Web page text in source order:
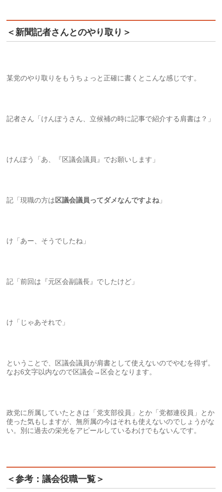
＜新聞記者さんとのやり取り＞
某党のやり取りをもうちょっと正確に書くとこんな感じです。
記者さん「けんぽうさん、立候補の時に記事で紹介する肩書は？」
けんぽう「あ、『区議会議員』でお願いします」
記「現職の方は区議会議員ってダメなんですよね」
け「あー、そうでしたね」
記「前回は『元区会副議長』でしたけど」
け「じゃあそれで」
ということで、区議会議員が肩書として使えないのでやむを得ず。
なお6文字以内なので区議会→区会となります。
政党に所属していたときは「党支部役員」とか「党都連役員」とか
使った気もしますが、無所属の今はそれも使えないのでしょうがな
い。別に過去の栄光をアピールしているわけでもないんです。
＜参考：議会役職一覧＞